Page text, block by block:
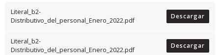
Literal_b2-
Distributivo_del_personal_Enero_2022.pdf
Descargar
Literal_b2-
Distributivo_del_personal_Enero_2022.pdf
Descargar